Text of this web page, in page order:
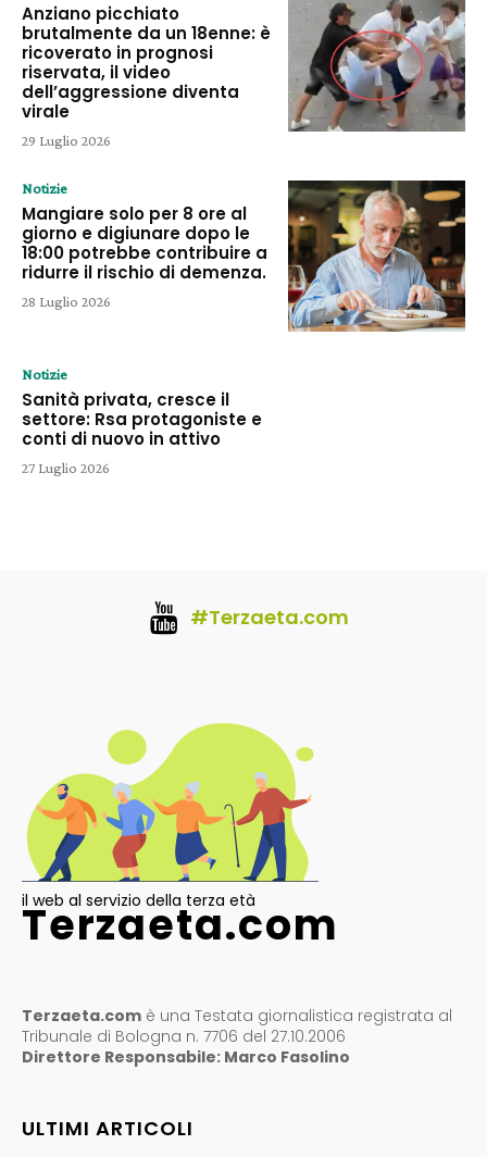
Anziano picchiato
brutalmente da un 18enne: è
ricoverato in prognosi
riservata, il video
dell’aggressione diventa
virale
29 Luglio 2026
Notizie
Mangiare solo per 8 ore al
giorno e digiunare dopo le
18:00 potrebbe contribuire a
ridurre il rischio di demenza.
28 Luglio 2026
Notizie
Sanità privata, cresce il
settore: Rsa protagoniste e
conti di nuovo in attivo
27 Luglio 2026
#Terzaeta.com
il web al servizio della terza età
Terzaeta.com
Terzaeta.com è una Testata giornalistica registrata al
Tribunale di Bologna n. 7706 del 27.10.2006
Direttore Responsabile: Marco Fasolino
ULTIMI ARTICOLI